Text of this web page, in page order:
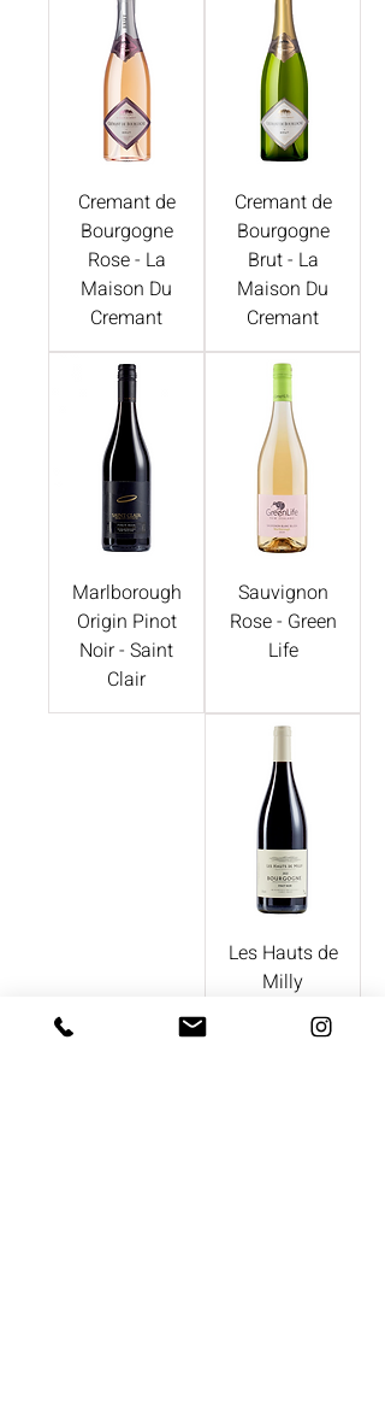
Cremant de
Bourgogne
Brut - La
Maison Du
Cremant
Cremant de
Bourgogne
Rose - La
Maison Du
Cremant
Sauvignon
Rose - Green
Life
Marlborough
Origin Pinot
Noir - Saint
Clair
Les Hauts de
Milly
Bourgogne
Rouge -